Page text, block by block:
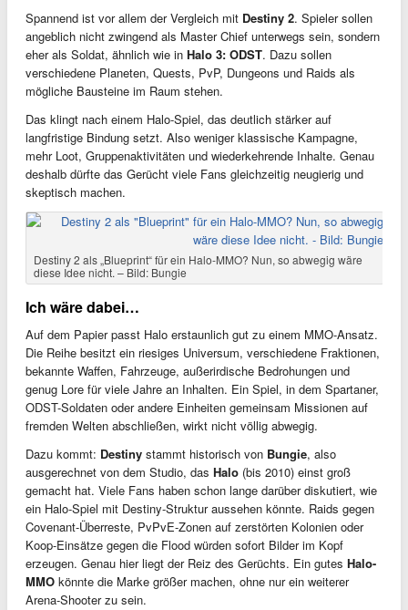
Spannend ist vor allem der Vergleich mit Destiny 2. Spieler sollen
angeblich nicht zwingend als Master Chief unterwegs sein, sondern
eher als Soldat, ähnlich wie in Halo 3: ODST. Dazu sollen
verschiedene Planeten, Quests, PvP, Dungeons und Raids als
mögliche Bausteine im Raum stehen.
Das klingt nach einem Halo-Spiel, das deutlich stärker auf
langfristige Bindung setzt. Also weniger klassische Kampagne,
mehr Loot, Gruppenaktivitäten und wiederkehrende Inhalte. Genau
deshalb dürfte das Gerücht viele Fans gleichzeitig neugierig und
skeptisch machen.
Destiny 2 als „Blueprint“ für ein Halo-MMO? Nun, so abwegig wäre
diese Idee nicht. – Bild: Bungie
Ich wäre dabei…
Auf dem Papier passt Halo erstaunlich gut zu einem MMO-Ansatz.
Die Reihe besitzt ein riesiges Universum, verschiedene Fraktionen,
bekannte Waffen, Fahrzeuge, außerirdische Bedrohungen und
genug Lore für viele Jahre an Inhalten. Ein Spiel, in dem Spartaner,
ODST-Soldaten oder andere Einheiten gemeinsam Missionen auf
fremden Welten abschließen, wirkt nicht völlig abwegig.
Dazu kommt: Destiny stammt historisch von Bungie, also
ausgerechnet von dem Studio, das Halo (bis 2010) einst groß
gemacht hat. Viele Fans haben schon lange darüber diskutiert, wie
ein Halo-Spiel mit Destiny-Struktur aussehen könnte. Raids gegen
Covenant-Überreste, PvPvE-Zonen auf zerstörten Kolonien oder
Koop-Einsätze gegen die Flood würden sofort Bilder im Kopf
erzeugen. Genau hier liegt der Reiz des Gerüchts. Ein gutes Halo-
MMO könnte die Marke größer machen, ohne nur ein weiterer
Arena-Shooter zu sein.